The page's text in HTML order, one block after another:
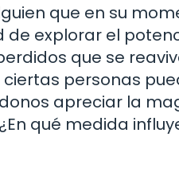
que en su
explorar el
que se
personas
apreciar la
qué medida